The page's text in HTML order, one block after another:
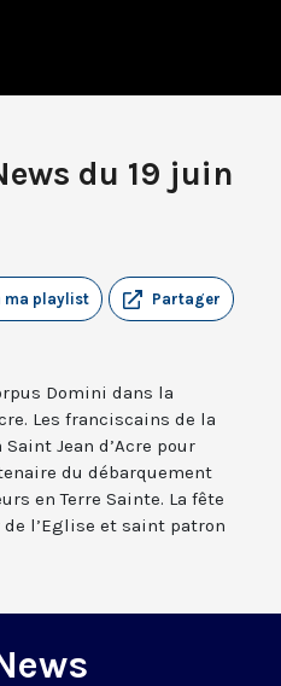
du 19 juin
Partager
ma playlist
Domini dans la
Les franciscains de la
Jean d’Acre pour
du débarquement
en Terre Sainte. La fête
l’Eglise et saint patron